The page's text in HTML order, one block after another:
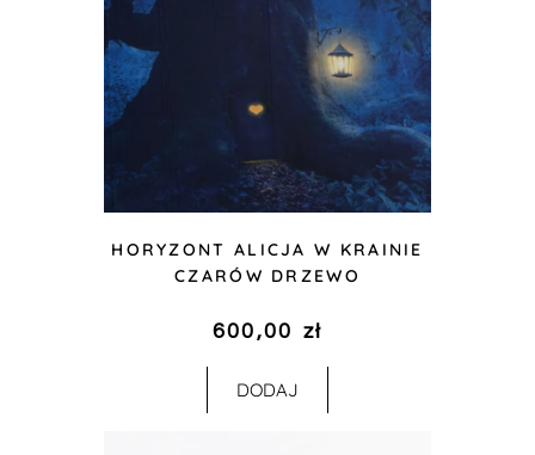
HORYZONT ALICJA W KRAINIE
CZARÓW DRZEWO
600,00 zł
DODAJ